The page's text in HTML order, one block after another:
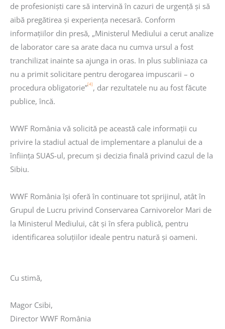
de profesioniști care să intervină în cazuri de urgență și să
aibă pregătirea și experiența necesară. Conform
informațiilor din presă, „Ministerul Mediului a cerut analize
de laborator care sa arate daca nu cumva ursul a fost
tranchilizat inainte sa ajunga in oras. In plus subliniaza ca
nu a primit solicitare pentru derogarea impuscarii – o
procedura obligatorie”[4], dar rezultatele nu au fost făcute
publice, încă.
WWF România vă solicită pe această cale informații cu
privire la stadiul actual de implementare a planului de a
înființa SUAS-ul, precum și decizia finală privind cazul de la
Sibiu.
WWF România își oferă în continuare tot sprijinul, atât în
Grupul de Lucru privind Conservarea Carnivorelor Mari de
la Ministerul Mediului, cât și în sfera publică, pentru
identificarea soluțiilor ideale pentru natură și oameni.
Cu stimă,
Magor Csibi,
Director WWF România